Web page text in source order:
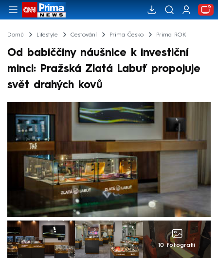
Domů Lifestyle Cestování Prima Česko Prima ROK
Od babiččiny náušnice k investiční
minci: Pražská Zlatá Labuť propojuje
svět drahých kovů
10 fotografií